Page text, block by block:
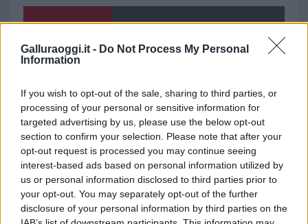
Galluraoggi.it - Do Not Process My Personal
Information
If you wish to opt-out of the sale, sharing to third parties, or
processing of your personal or sensitive information for
targeted advertising by us, please use the below opt-out
section to confirm your selection. Please note that after your
opt-out request is processed you may continue seeing
interest-based ads based on personal information utilized by
us or personal information disclosed to third parties prior to
your opt-out. You may separately opt-out of the further
disclosure of your personal information by third parties on the
o p
p
NOTIZIE RECENTI
Aggius conquista la classifica delle mete più
amate dell’estate 2026
Nuovi posti auto in via La Marmora, parcheggio
provvisorio a La Maddalena
Allarme truffe a Berchidda, falsi incaricati
bussano alle porte